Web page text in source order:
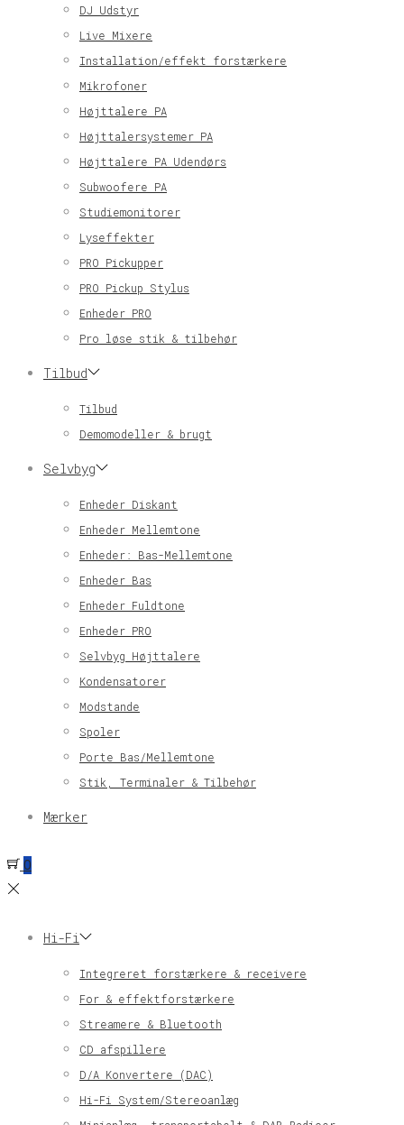
DJ Udstyr
Live Mixere
Installation/effekt forstærkere
Mikrofoner
Højttalere PA
Højttalersystemer PA
Højttalere PA Udendørs
Subwoofere PA
Studiemonitorer
Lyseffekter
PRO Pickupper
PRO Pickup Stylus
Enheder PRO
Pro løse stik & tilbehør
Tilbud
Tilbud
Demomodeller & brugt
Selvbyg
Enheder Diskant
Enheder Mellemtone
Enheder: Bas-Mellemtone
Enheder Bas
Enheder Fuldtone
Enheder PRO
Selvbyg Højttalere
Kondensatorer
Modstande
Spoler
Porte Bas/Mellemtone
Stik, Terminaler & Tilbehør
Mærker
0
Hi-Fi
Integreret forstærkere & receivere
For & effektforstærkere
Streamere & Bluetooth
CD afspillere
D/A Konvertere (DAC)
Hi-Fi System/Stereoanlæg